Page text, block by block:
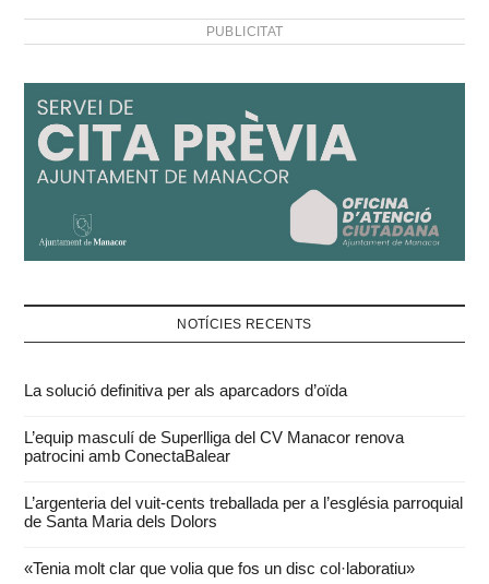
PUBLICITAT
NOTÍCIES RECENTS
La solució definitiva per als aparcadors d’oïda
L’equip masculí de Superlliga del CV Manacor renova
patrocini amb ConectaBalear
L’argenteria del vuit-cents treballada per a l’església parroquial
de Santa Maria dels Dolors
«Tenia molt clar que volia que fos un disc col·laboratiu»